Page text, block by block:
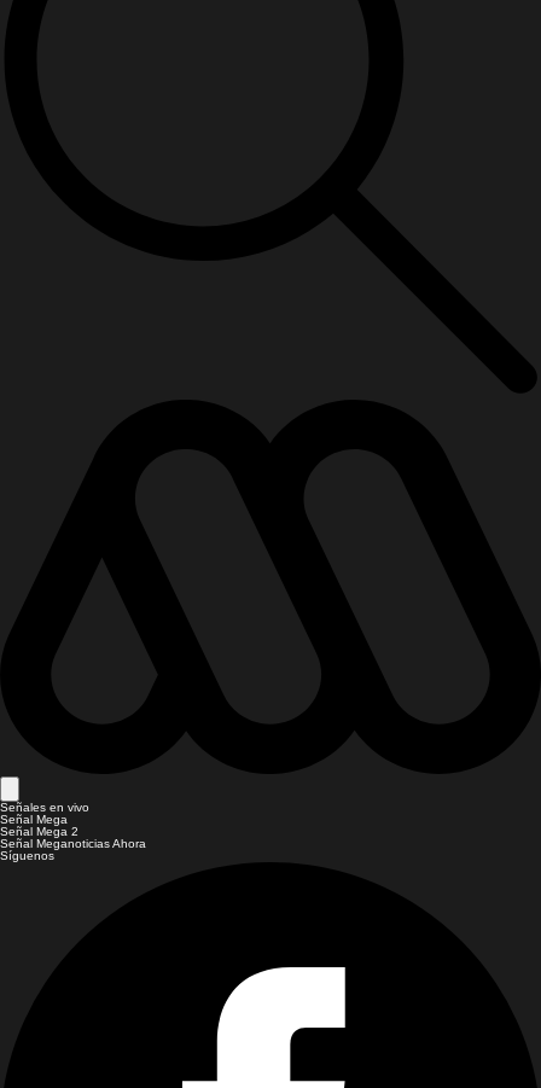
Señales en vivo
Señal Mega
Señal Mega 2
Señal Meganoticias Ahora
Síguenos